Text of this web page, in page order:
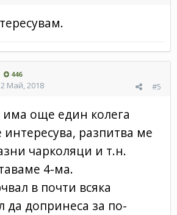
446
#5
Май, 2018
има още един колега
разпитва ме
чарколяци и т.н.
4-ма.
в почти всяка
да допринеса за по-